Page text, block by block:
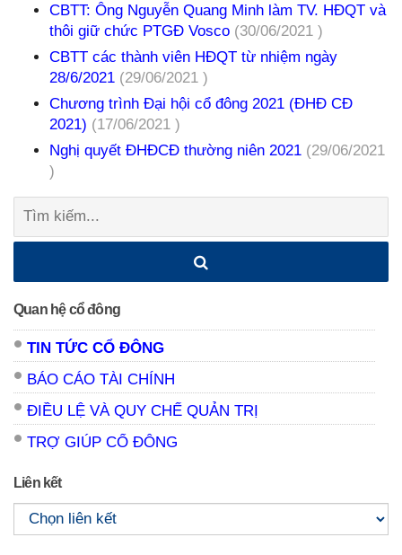
CBTT: Ông Nguyễn Quang Minh làm TV. HĐQT và
thôi giữ chức PTGĐ Vosco (30/06/2021 )
CBTT các thành viên HĐQT từ nhiệm ngày
28/6/2021 (29/06/2021 )
Chương trình Đại hội cổ đông 2021 (ĐHĐ CĐ
2021) (17/06/2021 )
Nghị quyết ĐHĐCĐ thường niên 2021 (29/06/2021
)
Tìm
Quan hệ cổ đông
TIN TỨC CỔ ĐÔNG
BÁO CÁO TÀI CHÍNH
ĐIỀU LỆ VÀ QUY CHẾ QUẢN TRỊ
TRỢ GIÚP CỔ ĐÔNG
Liên kết